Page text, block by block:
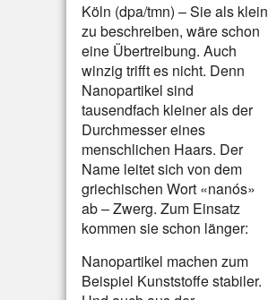
Köln (dpa/tmn) – Sie als klein
zu beschreiben, wäre schon
eine Übertreibung. Auch
winzig trifft es nicht. Denn
Nanopartikel sind
tausendfach kleiner als der
Durchmesser eines
menschlichen Haars. Der
Name leitet sich von dem
griechischen Wort «nanós»
ab – Zwerg. Zum Einsatz
kommen sie schon länger:
Nanopartikel machen zum
Beispiel Kunststoffe stabiler.